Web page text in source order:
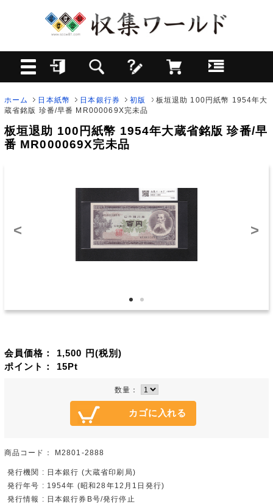
ホーム 日本紙幣 日本銀行券 初版
板垣退助 100円紙幣 1954年大
蔵省銘版 珍番/早番 MR000069X完未品
板垣退助 100円紙幣 1954年大蔵省銘版 珍番/早
番 MR000069X完未品
< >
会員価格： 1,500 円(税別)
ポイント： 15Pt
数量：
商品コード： M2801-2888
発行機関 : 日本銀行 (大蔵省印刷局)
発行年号 : 1954年 (昭和28年12月1日発行)
発行情報 : 日本銀行券B号/発行停止